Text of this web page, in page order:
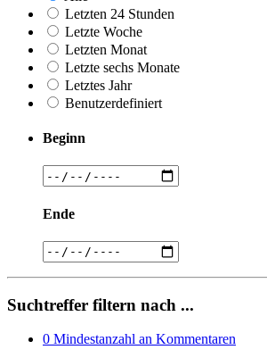
Letzten 24 Stunden
Letzte Woche
Letzten Monat
Letzte sechs Monate
Letztes Jahr
Benutzerdefiniert
Beginn
Ende
Suchtreffer filtern nach ...
0 Mindestanzahl an Kommentaren